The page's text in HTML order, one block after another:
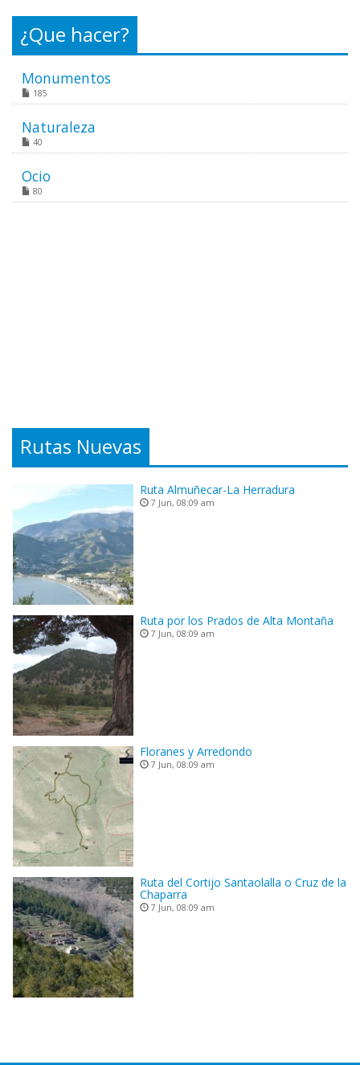
¿Que hacer?
Monumentos
185
Naturaleza
40
Ocio
80
Rutas Nuevas
Ruta Almuñecar-La Herradura
7 Jun, 08:09 am
Ruta por los Prados de Alta Montaña
7 Jun, 08:09 am
Floranes y Arredondo
7 Jun, 08:09 am
Ruta del Cortijo Santaolalla o Cruz de la
Chaparra
7 Jun, 08:09 am